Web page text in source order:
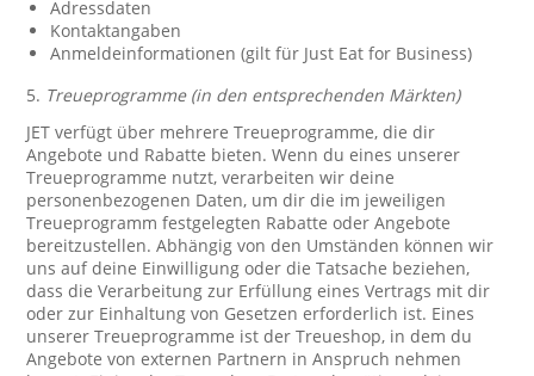
Adressdaten
Kontaktangaben
Anmeldeinformationen (gilt für Just Eat for Business)
5. Treueprogramme (in den entsprechenden Märkten)
JET verfügt über mehrere Treueprogramme, die dir
Angebote und Rabatte bieten. Wenn du eines unserer
Treueprogramme nutzt, verarbeiten wir deine
personenbezogenen Daten, um dir die im jeweiligen
Treueprogramm festgelegten Rabatte oder Angebote
bereitzustellen. Abhängig von den Umständen können wir
uns auf deine Einwilligung oder die Tatsache beziehen,
dass die Verarbeitung zur Erfüllung eines Vertrags mit dir
oder zur Einhaltung von Gesetzen erforderlich ist. Eines
unserer Treueprogramme ist der Treueshop, in dem du
Angebote von externen Partnern in Anspruch nehmen